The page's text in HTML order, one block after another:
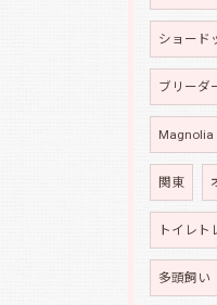
ショード
ブリーダ
関東
トイレト
多頭飼い